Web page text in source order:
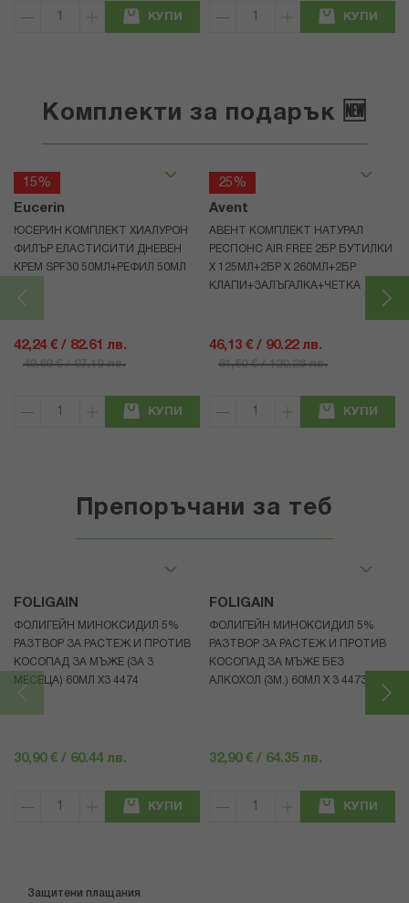
КУПИ КУПИ
Комплекти за подарък 🆕
15%
Eucerin
ЮСЕРИН КОМПЛЕКТ ХИАЛУРОН
ФИЛЪР ЕЛАСТИСИТИ ДНЕВЕН
КРЕМ SPF30 50МЛ+РЕФИЛ 50МЛ
42,24 € / 82.61 лв.
49,69 € / 97.19 лв.
КУПИ
25%
Avent
АВЕНТ КОМПЛЕКТ НАТУРАЛ
РЕСПОНС AIR FREE 2БР БУТИЛКИ
Х 125МЛ+2БР Х 260МЛ+2БР
КЛАПИ+ЗАЛЪГАЛКА+ЧЕТКА
46,13 € / 90.22 лв.
61,50 € / 120.28 лв.
КУПИ
Препоръчани за теб
FOLIGAIN
ФОЛИГЕЙН МИНОКСИДИЛ 5%
РАЗТВОР ЗА РАСТЕЖ И ПРОТИВ
КОСОПАД ЗА МЪЖЕ (ЗА 3
МЕСЕЦА) 60МЛ X3 4474
30,90 € / 60.44 лв.
КУПИ
FOLIGAIN
ФОЛИГЕЙН МИНОКСИДИЛ 5%
РАЗТВОР ЗА РАСТЕЖ И ПРОТИВ
КОСОПАД ЗА МЪЖЕ БЕЗ
АЛКОХОЛ (3М.) 60МЛ X 3 4473
32,90 € / 64.35 лв.
КУПИ
Защитени плащания